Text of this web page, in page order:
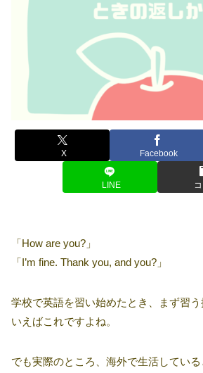
X Facebook
LINE
「How are you?」
「I’m fine. Thank you, and you?」
学校で英語を習い始めたとき、まず習
いえばこれですよね。
でも実際のところ、海外で生活してい